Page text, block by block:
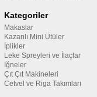
Kategoriler
Makaslar
Kazanlı Mini Ütüler
İplikler
Leke Spreyleri ve İlaçlar
İğneler
Çıt Çıt Makineleri
Cetvel ve Riga Takımları